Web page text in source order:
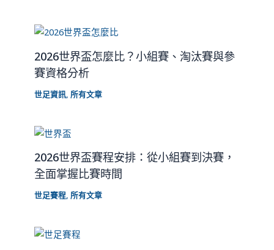
2026世界盃怎麼比？小組賽、淘汰賽與參
賽資格分析
世足資訊,所有文章
2026世界盃賽程安排：從小組賽到決賽，
全面掌握比賽時間
世足賽程,所有文章